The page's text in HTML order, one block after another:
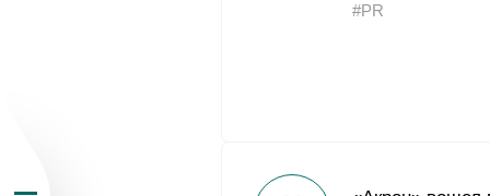
#PR